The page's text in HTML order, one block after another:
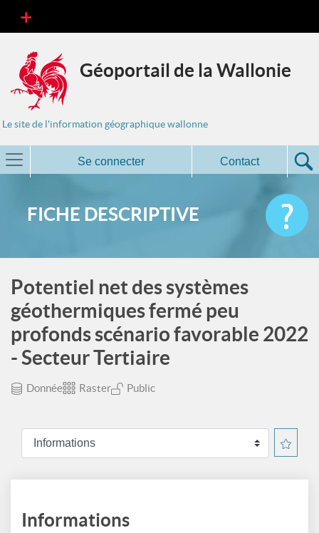
Géoportail de la Wallonie
Le site de l'information géographique wallonne
Se connecter Contact
FICHE DESCRIPTIVE
Potentiel net des systèmes
géothermiques fermé peu
profonds scénario favorable 2022
- Secteur Tertiaire
Donnée Raster Public
Informations